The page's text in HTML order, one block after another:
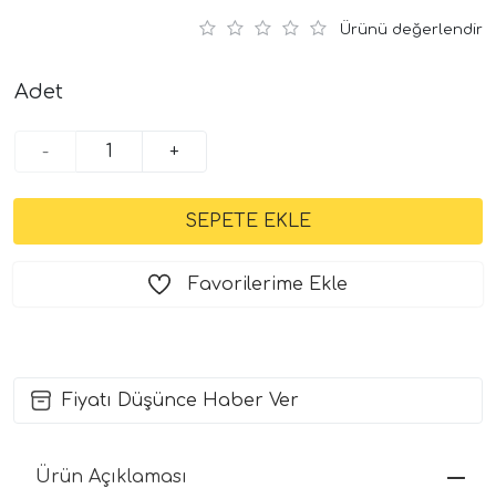
Ürünü değerlendir
Adet
- +
Favorilerime Ekle
Fiyatı Düşünce Haber Ver
Ürün Açıklaması